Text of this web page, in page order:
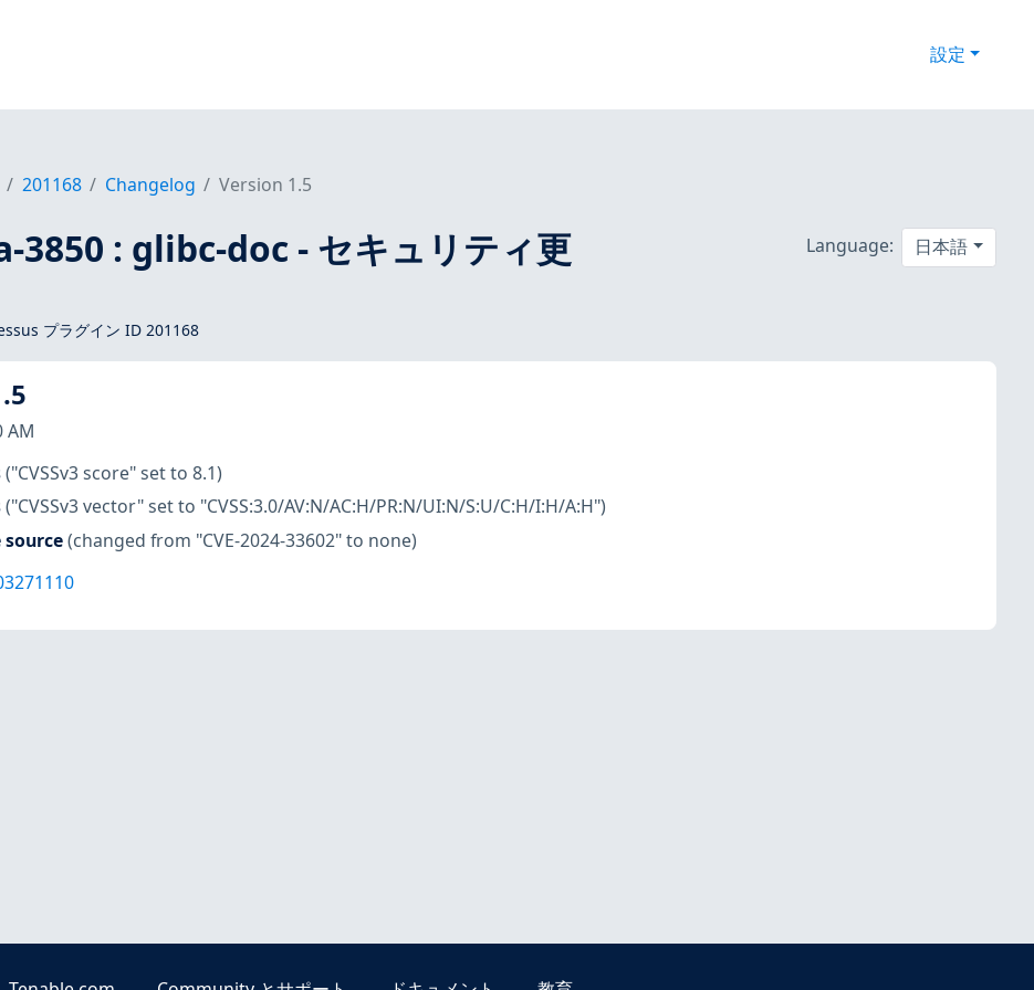
設定
201168 Changelog Version 1.5
3850 : glibc-doc - セキュリティ更
プラグイン ID 201168
Language: 日本語
AM
("CVSSv3 score" set to 8.1)
("CVSSv3 vector" set to "CVSS:3.0/AV:N/AC:H/PR:N/UI:N/S:U/C:H/I:H/A:H")
source (changed from "CVE-2024-33602" to none)